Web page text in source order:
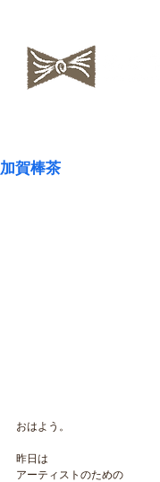
加賀棒茶
おはよう。
昨日は
アーティストのための